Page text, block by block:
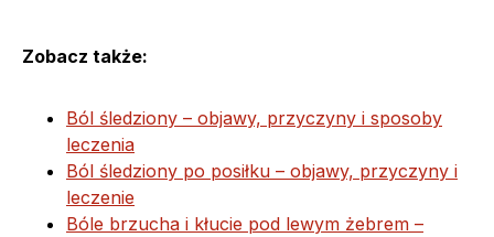
Zobacz także:
Ból śledziony – objawy, przyczyny i sposoby
leczenia
Ból śledziony po posiłku – objawy, przyczyny i
leczenie
Bóle brzucha i kłucie pod lewym żebrem –